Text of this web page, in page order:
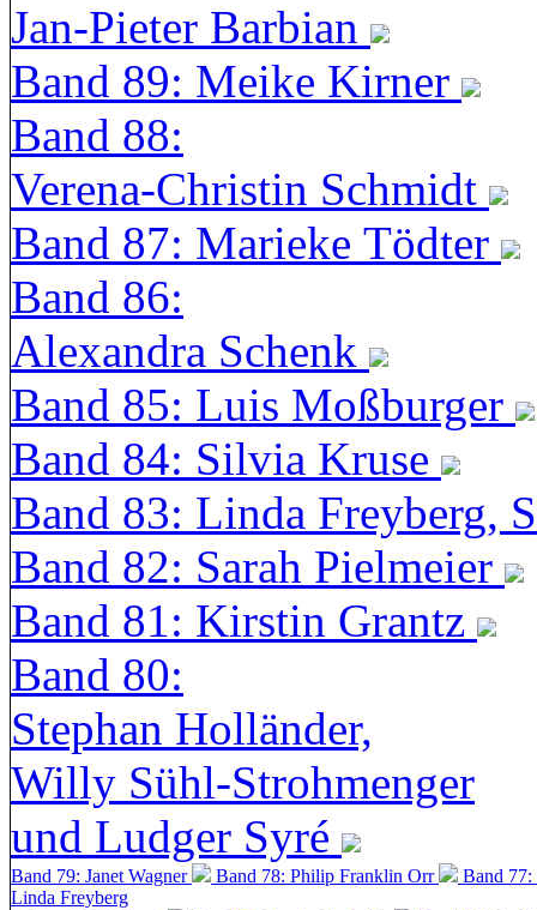
Jan-Pieter Barbian
Band 89: Meike Kirner
Band 88:
Verena-Christin Schmidt
Band 87: Marieke Tödter
Band 86:
Alexandra Schenk
Band 85: Luis Moßburger
Band 84: Silvia Kruse
Band 83: Linda Freyberg,
Band 82: Sarah Pielmeier
Band 81: Kirstin Grantz
Band 80:
Stephan Holländer,
Willy Sühl-Strohmenger
und Ludger Syré
Band 79: Janet Wagner Band 78: Philip Franklin Orr
Band
Linda Freyberg